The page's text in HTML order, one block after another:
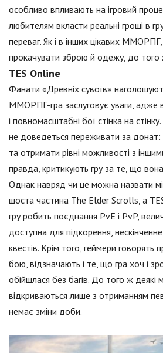
особливо впливають на ігровий
любителям вкласти реальні гроші в
переваг. Як і в інших цікавих
прокачувати зброю й одежу, до того
TES Online
Фанати «Древніх сувоїв»
ММОРПГ-гра заслуговує уваги, адже
і повномасштабні бої стінка на
не доведеться переживати за
та отримати рівні можливості з
правда, критикують гру за те, що вона
Однак навряд чи це можна назвати
шоста частина The Elder Scrolls, а
гру робить поєднання PvE і PvP,
доступна для підкорення,
квестів. Крім того, геймери говорять
бою, відзначають і те, що гра хоч і
обійшлася без багів. До того ж деякі
відкриваються лише з отриманням
немає зміни доби.